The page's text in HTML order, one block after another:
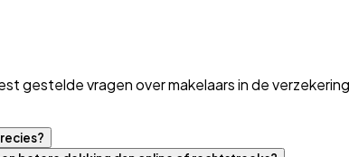
gestelde vragen over makelaars in de